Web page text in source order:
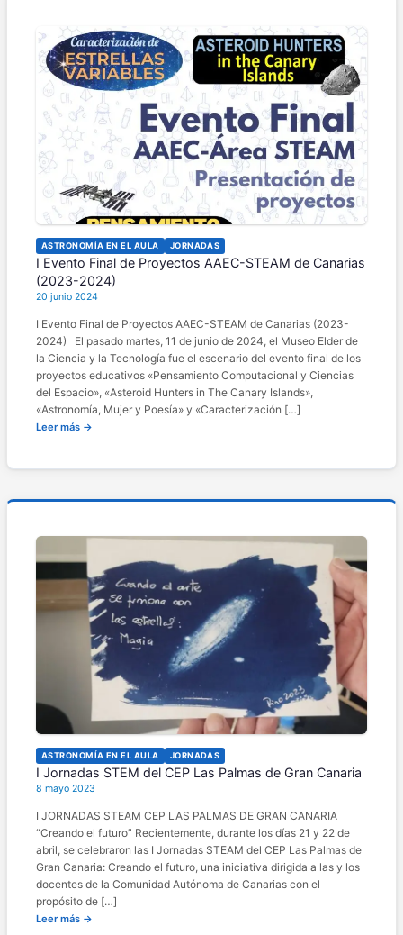
ASTRONOMÍA EN EL AULA JORNADAS
I Evento Final de Proyectos AAEC-STEAM de Canarias
(2023-2024)
20 junio 2024
I Evento Final de Proyectos AAEC-STEAM de Canarias (2023-
2024) El pasado martes, 11 de junio de 2024, el Museo Elder de
la Ciencia y la Tecnología fue el escenario del evento final de los
proyectos educativos «Pensamiento Computacional y Ciencias
del Espacio», «Asteroid Hunters in The Canary Islands»,
«Astronomía, Mujer y Poesía» y «Caracterización […]
Leer más →
ASTRONOMÍA EN EL AULA JORNADAS
I Jornadas STEM del CEP Las Palmas de Gran Canaria
8 mayo 2023
I JORNADAS STEAM CEP LAS PALMAS DE GRAN CANARIA
“Creando el futuro” Recientemente, durante los días 21 y 22 de
abril, se celebraron las I Jornadas STEAM del CEP Las Palmas de
Gran Canaria: Creando el futuro, una iniciativa dirigida a las y los
docentes de la Comunidad Autónoma de Canarias con el
propósito de […]
Leer más →